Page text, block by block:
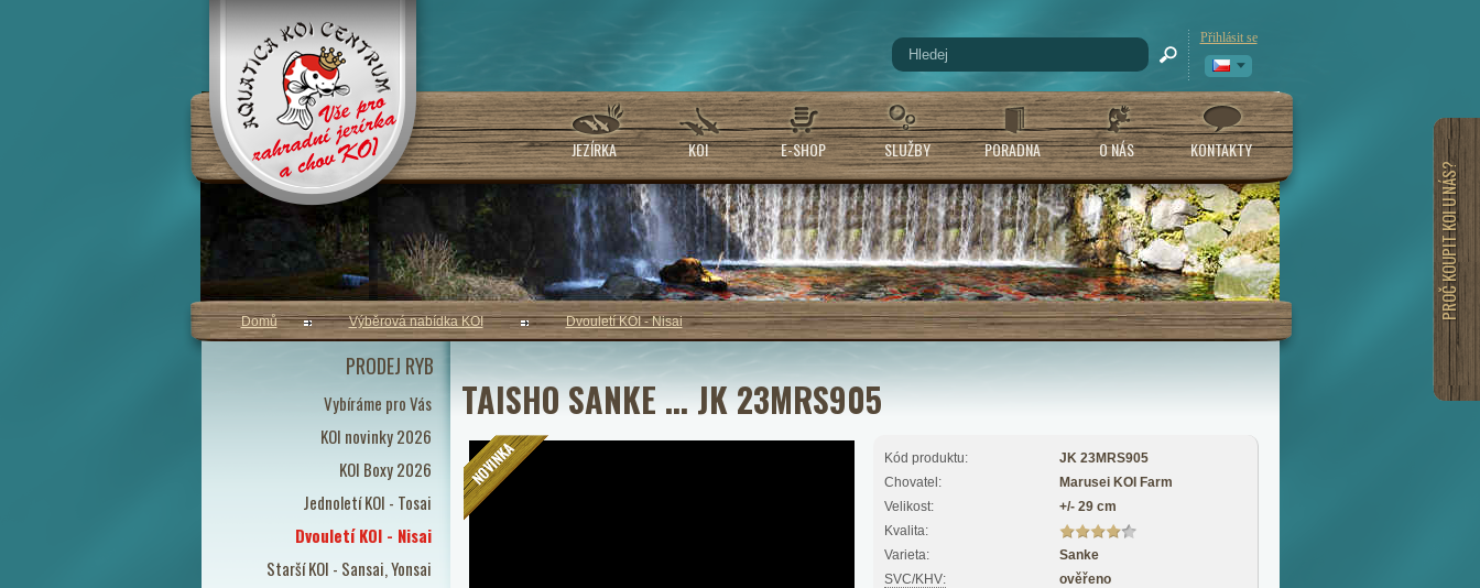
Přihlásit se
JEZÍRKA KOI E-SHOP SLUŽBY PORADNA O NÁS KONTAKTY
PRODEJ RYB
Vybíráme pro Vás
KOI novinky 2026
KOI Boxy 2026
Jednoletí KOI - Tosai
Dvouletí KOI - Nisai
Starší KOI - Sansai, Yonsai
PROČ KOUPIT KOI U NÁS?
Domů Výběrová nabídka KOI Dvouletí KOI - Nisai
TAISHO SANKE ... JK 23MRS905
Kód produktu:
JK 23MRS905
Chovatel:
Marusei KOI Farm
Velikost:
+/- 29 cm
Kvalita:
Varieta:
Sanke
SVC/KHV:
ověřeno